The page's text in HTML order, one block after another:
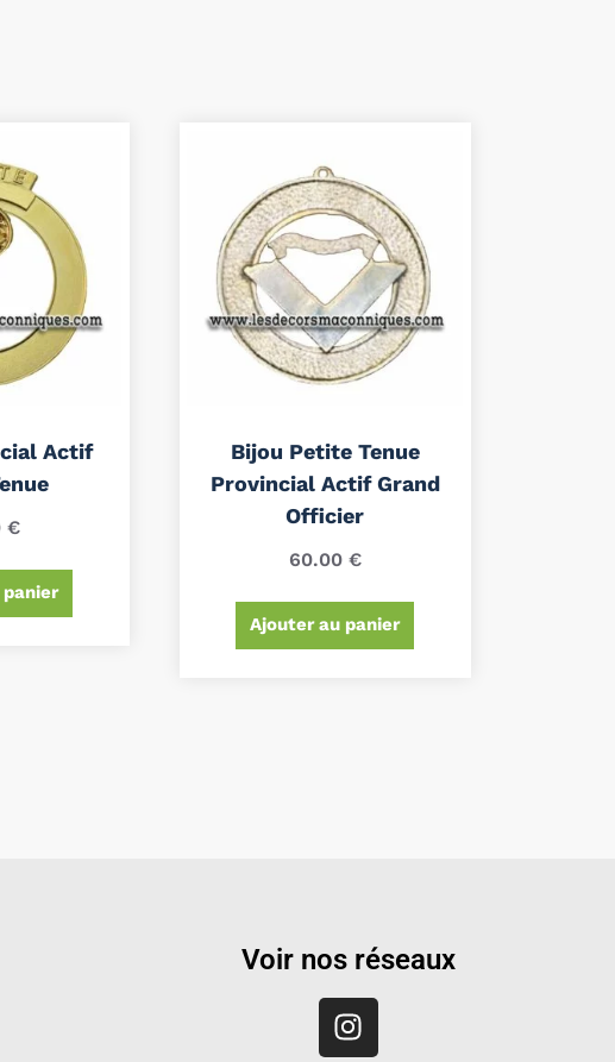
Actif
€
Bijou Petite Tenue
Provincial Actif Grand
Officier
60.00 €
Ajouter au panier
Voir nos réseaux